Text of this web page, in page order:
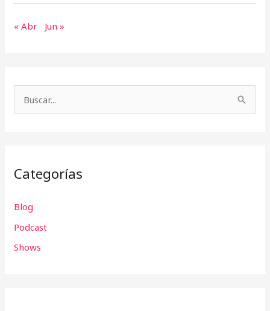
« Abr Jun »
a
p
o
r
Categorías
Blog
Podcast
Shows